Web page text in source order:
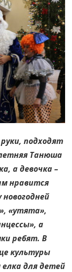
светится
огнями,
Новый
год
встречаем
с
вами!
подходят
Танюша
а девочка –
нравится
«утята»,
а
ребят. В
культуры
для детей